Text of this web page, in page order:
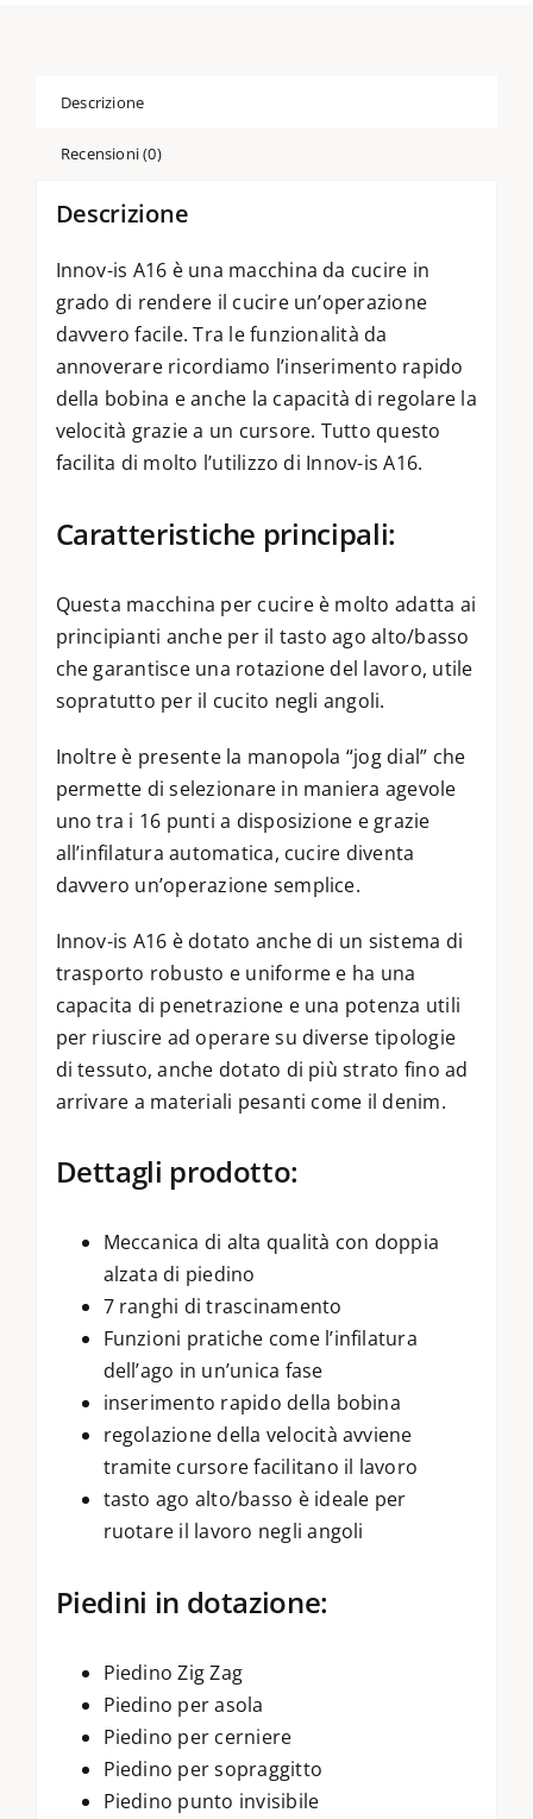
Descrizione
Recensioni (0)
Descrizione
Innov-is A16 è una macchina da cucire in
grado di rendere il cucire un’operazione
davvero facile. Tra le funzionalità da
annoverare ricordiamo l’inserimento rapido
della bobina e anche la capacità di regolare la
velocità grazie a un cursore. Tutto questo
facilita di molto l’utilizzo di Innov-is A16.
Caratteristiche principali:
Questa macchina per cucire è molto adatta ai
principianti anche per il tasto ago alto/basso
che garantisce una rotazione del lavoro, utile
sopratutto per il cucito negli angoli.
Inoltre è presente la manopola “jog dial” che
permette di selezionare in maniera agevole
uno tra i 16 punti a disposizione e grazie
all’infilatura automatica, cucire diventa
davvero un’operazione semplice.
Innov-is A16 è dotato anche di un sistema di
trasporto robusto e uniforme e ha una
capacita di penetrazione e una potenza utili
per riuscire ad operare su diverse tipologie
di tessuto, anche dotato di più strato fino ad
arrivare a materiali pesanti come il denim.
Dettagli prodotto:
Meccanica di alta qualità con doppia
alzata di piedino
7 ranghi di trascinamento
Funzioni pratiche come l’infilatura
dell’ago in un’unica fase
inserimento rapido della bobina
regolazione della velocità avviene
tramite cursore facilitano il lavoro
tasto ago alto/basso è ideale per
ruotare il lavoro negli angoli
Piedini in dotazione:
Piedino Zig Zag
Piedino per asola
Piedino per cerniere
Piedino per sopraggitto
Piedino punto invisibile